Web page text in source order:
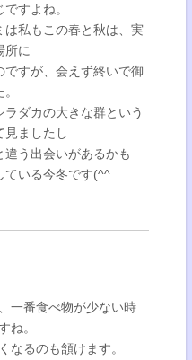
すよね。
は私もこの春と秋は、実
所に
ですが、会えず終いで御
ラダカの大きな群という
見ましたし
違う出会いがあるかも
ている今冬です(^^
一番食べ物が少ない時
ね。
なるのも頷けます。